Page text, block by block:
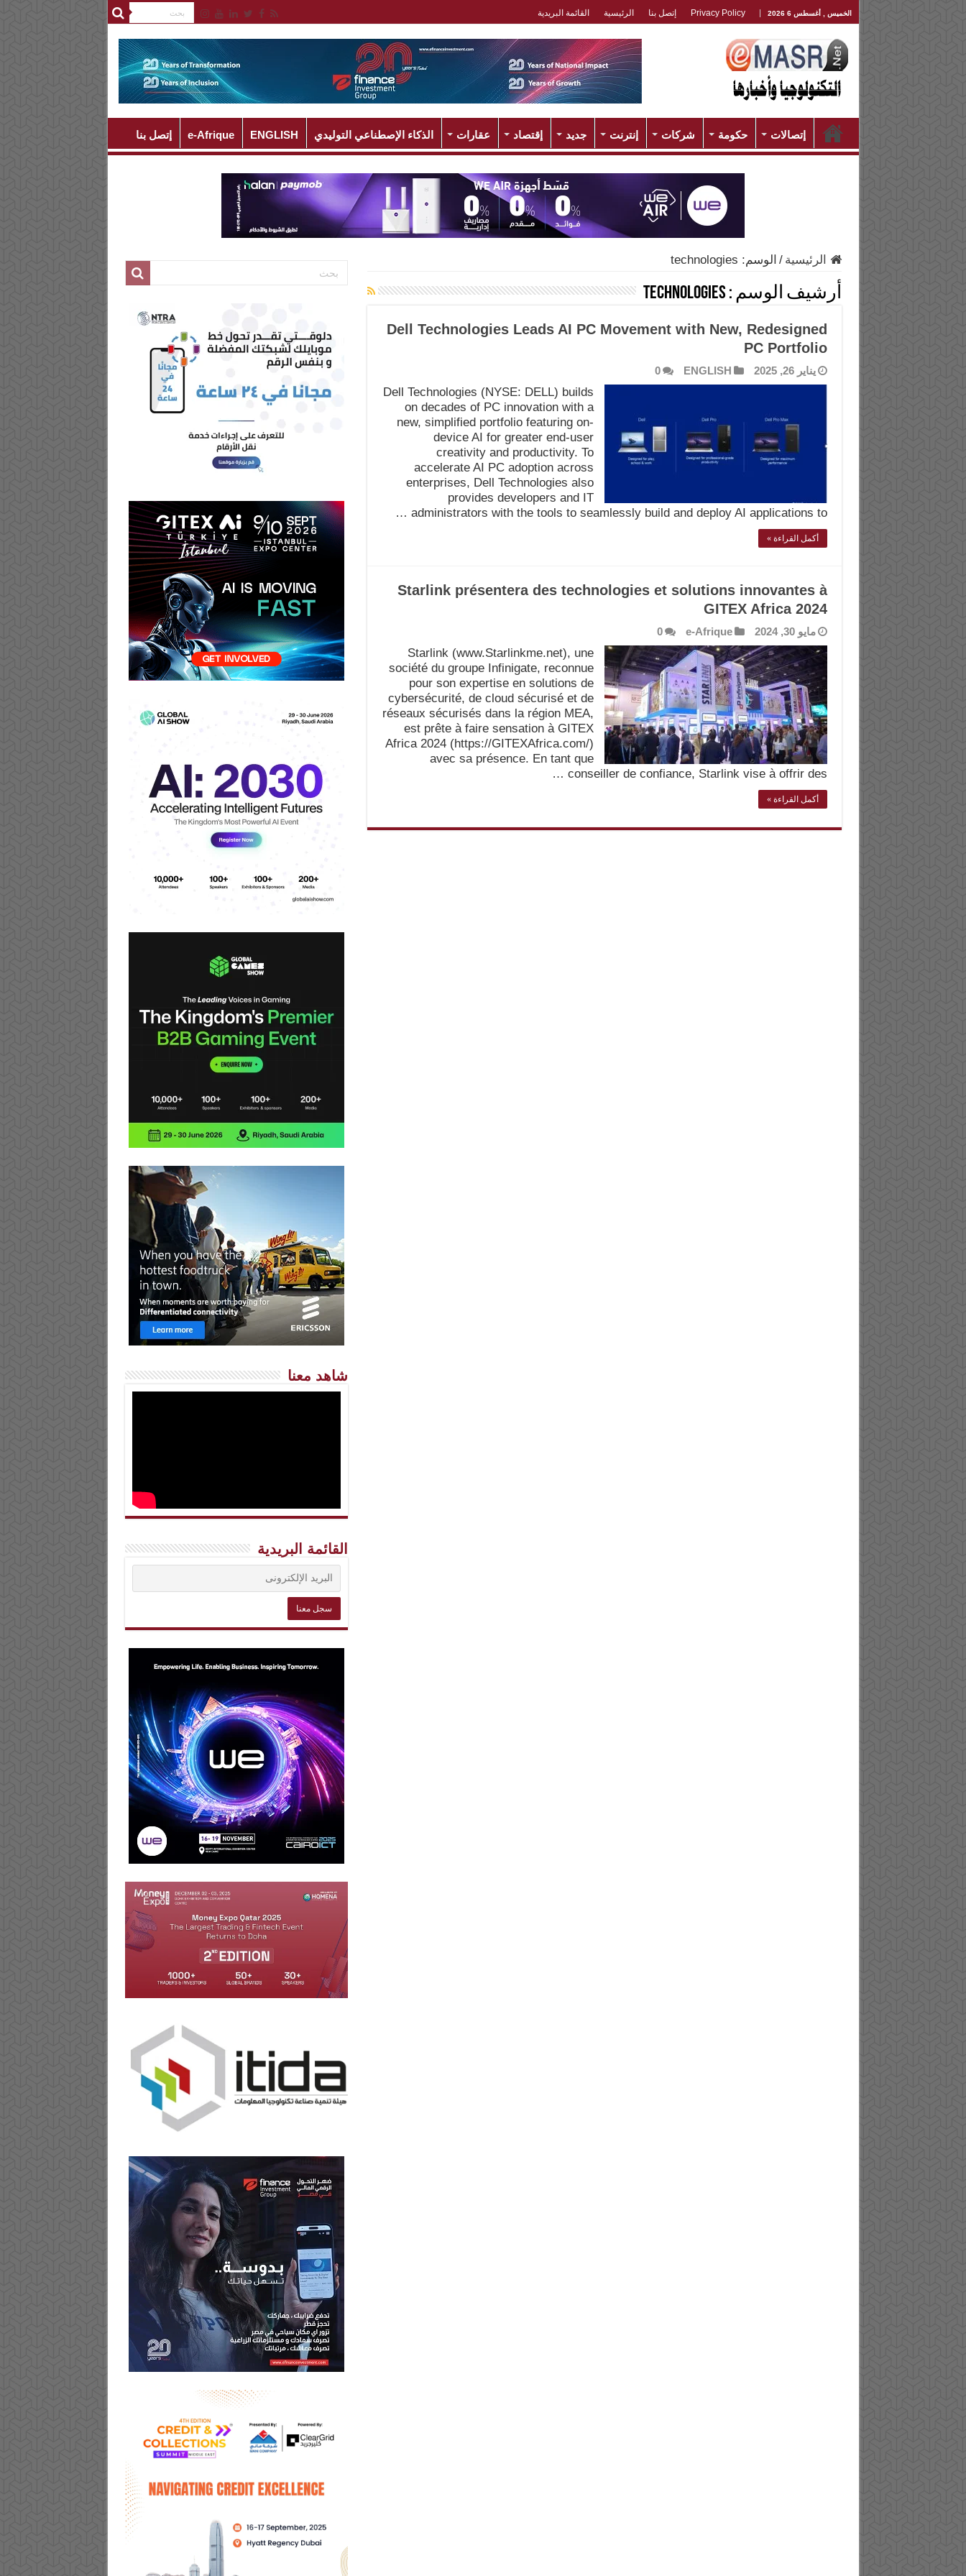
الخميس , أغسطس 6 2026 Privacy Policy إتصل بنا الرئيسية القائمة البريدية
إتصالات حكومة شركات إنترنت جديد إقتصاد عقارات الذكاء الإصطناعي التوليدي ENGLISH
e-Afrique إتصل بنا
الرئيسية / الوسم: technologies
أرشيف الوسم : technologies
Dell Technologies Leads AI PC Movement with New, Redesigned
PC Portfolio
يناير 26, 2025 ENGLISH
0
Dell Technologies (NYSE: DELL) builds
on decades of PC innovation with a
new, simplified portfolio featuring on-
device AI for greater end-user
creativity and productivity. To
accelerate AI PC adoption across
enterprises, Dell Technologies also
provides developers and IT
administrators with the tools to seamlessly build and deploy AI applications to …
أكمل القراءة »
Starlink présentera des technologies et solutions innovantes à
GITEX Africa 2024
مايو 30, 2024 e-Afrique
0
Starlink (www.Starlinkme.net), une
société du groupe Infinigate, reconnue
pour son expertise en solutions de
cybersécurité, de cloud sécurisé et de
réseaux sécurisés dans la région MEA,
est prête à faire sensation à GITEX
Africa 2024 (https://GITEXAfrica.com/)
avec sa présence. En tant que
conseiller de confiance, Starlink vise à offrir des …
أكمل القراءة »
شاهد معنا
القائمة البريدية